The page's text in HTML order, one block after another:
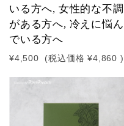
いる方へ, 女性的な不調
がある方へ, 冷えに悩ん
でいる方へ
¥4,500 (税込価格 ¥4,860 )